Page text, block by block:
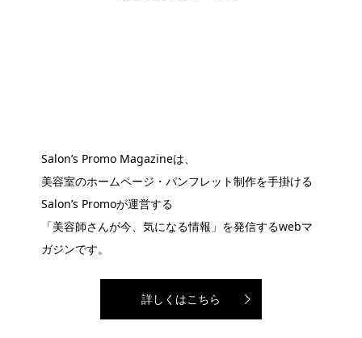
Salon’s Promo Magazineは、
美容室のホームページ・パンフレット制作を手掛ける
Salon’s Promoが運営する
「美容師さんが今、気になる情報」を発信するwebマ
ガジンです。
詳しくはこちら